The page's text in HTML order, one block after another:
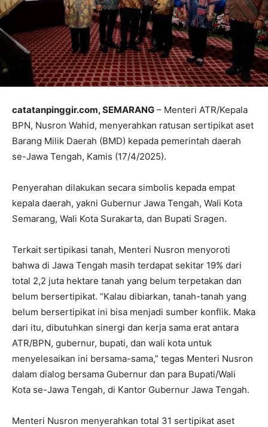
catatanpinggir.com, SEMARANG – Menteri ATR/Kepala
BPN, Nusron Wahid, menyerahkan ratusan sertipikat aset
Barang Milik Daerah (BMD) kepada pemerintah daerah
se-Jawa Tengah, Kamis (17/4/2025).
Penyerahan dilakukan secara simbolis kepada empat
kepala daerah, yakni Gubernur Jawa Tengah, Wali Kota
Semarang, Wali Kota Surakarta, dan Bupati Sragen.
Terkait sertipikasi tanah, Menteri Nusron menyoroti
bahwa di Jawa Tengah masih terdapat sekitar 19% dari
total 2,2 juta hektare tanah yang belum terpetakan dan
belum bersertipikat. “Kalau dibiarkan, tanah-tanah yang
belum bersertipikat ini bisa menjadi sumber konflik. Maka
dari itu, dibutuhkan sinergi dan kerja sama erat antara
ATR/BPN, gubernur, bupati, dan wali kota untuk
menyelesaikan ini bersama-sama,” tegas Menteri Nusron
dalam dialog bersama Gubernur dan para Bupati/Wali
Kota se-Jawa Tengah, di Kantor Gubernur Jawa Tengah.
Menteri Nusron menyerahkan total 31 sertipikat aset